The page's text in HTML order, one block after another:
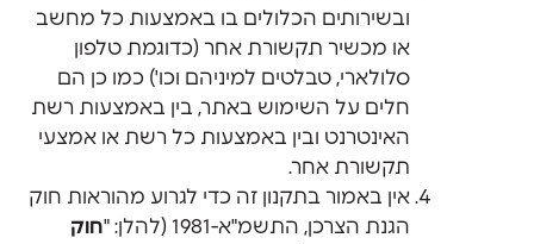
ובשירותים הכלולים בו באמצעות כל מחשב
או מכשיר תקשורת אחר (כדוגמת טלפון
סלולארי, טבלטים למיניהם וכו') כמו כן הם
חלים על השימוש באתר, בין באמצעות רשת
האינטרנט ובין באמצעות כל רשת או אמצעי
תקשורת אחר.
אין באמור בתקנון זה כדי לגרוע מהוראות חוק
הגנת הצרכן, התשמ"א-1981 (להלן: "
חוק